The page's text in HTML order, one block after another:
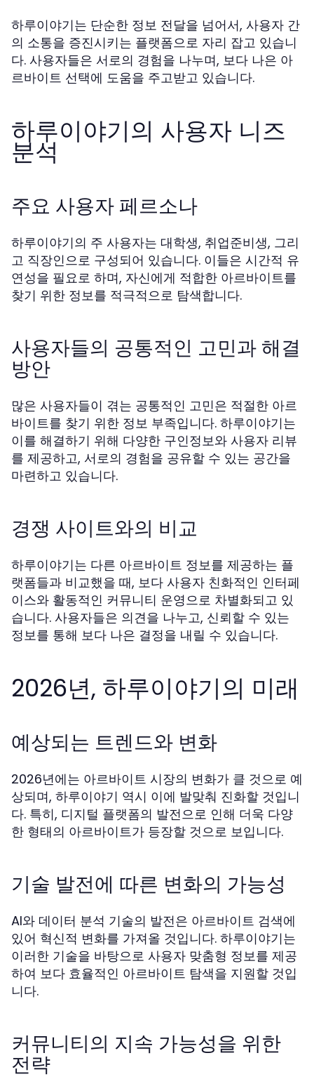
하루이야기는 단순한 정보 전달을 넘어서, 사용자 간
의 소통을 증진시키는 플랫폼으로 자리 잡고 있습니
다. 사용자들은 서로의 경험을 나누며, 보다 나은 아
르바이트 선택에 도움을 주고받고 있습니다.
하루이야기의 사용자 니즈
분석
주요 사용자 페르소나
하루이야기의 주 사용자는 대학생, 취업준비생, 그리
고 직장인으로 구성되어 있습니다. 이들은 시간적 유
연성을 필요로 하며, 자신에게 적합한 아르바이트를
찾기 위한 정보를 적극적으로 탐색합니다.
사용자들의 공통적인 고민과 해결
방안
많은 사용자들이 겪는 공통적인 고민은 적절한 아르
바이트를 찾기 위한 정보 부족입니다. 하루이야기는
이를 해결하기 위해 다양한 구인정보와 사용자 리뷰
를 제공하고, 서로의 경험을 공유할 수 있는 공간을
마련하고 있습니다.
경쟁 사이트와의 비교
하루이야기는 다른 아르바이트 정보를 제공하는 플
랫폼들과 비교했을 때, 보다 사용자 친화적인 인터페
이스와 활동적인 커뮤니티 운영으로 차별화되고 있
습니다. 사용자들은 의견을 나누고, 신뢰할 수 있는
정보를 통해 보다 나은 결정을 내릴 수 있습니다.
2026년, 하루이야기의 미래
예상되는 트렌드와 변화
2026년에는 아르바이트 시장의 변화가 클 것으로 예
상되며, 하루이야기 역시 이에 발맞춰 진화할 것입니
다. 특히, 디지털 플랫폼의 발전으로 인해 더욱 다양
한 형태의 아르바이트가 등장할 것으로 보입니다.
기술 발전에 따른 변화의 가능성
AI와 데이터 분석 기술의 발전은 아르바이트 검색에
있어 혁신적 변화를 가져올 것입니다. 하루이야기는
이러한 기술을 바탕으로 사용자 맞춤형 정보를 제공
하여 보다 효율적인 아르바이트 탐색을 지원할 것입
니다.
커뮤니티의 지속 가능성을 위한
전략